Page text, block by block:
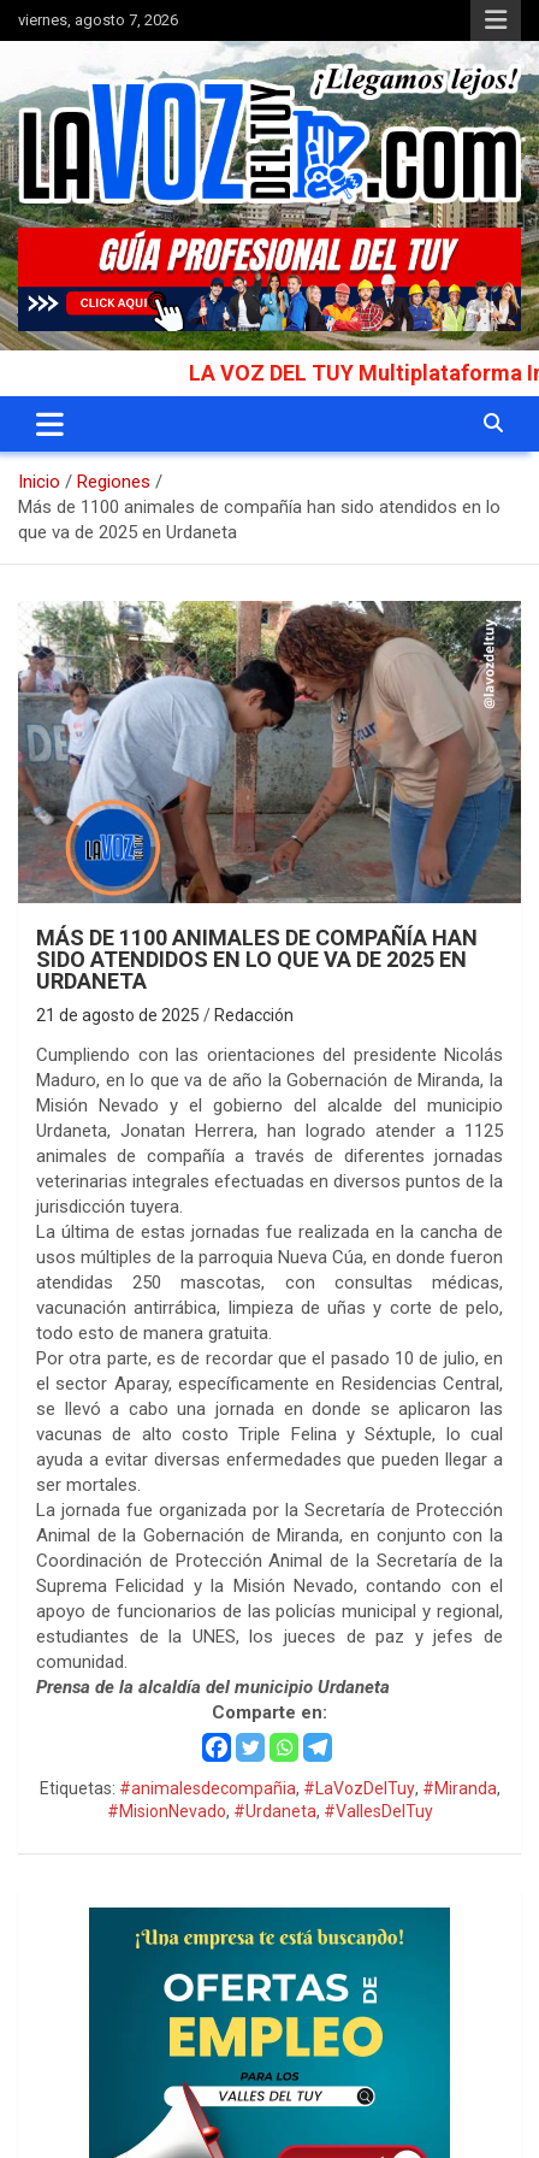
Saltar
al
viernes, agosto 7, 2026
La Voz del Tuy
Portal de noticias
LA VOZ DEL TUY Multiplataforma
Inicio
Regiones
Más de 1100 animales de compañía han sido atendidos en lo
que va de 2025 en Urdaneta
MÁS DE 1100 ANIMALES DE COMPAÑÍA HAN
SIDO ATENDIDOS EN LO QUE VA DE 2025 EN
URDANETA
21 de agosto de 2025 Redacción
Cumpliendo con las orientaciones del presidente Nicolás
Maduro, en lo que va de año la Gobernación de Miranda, la
Misión Nevado y el gobierno del alcalde del municipio
Urdaneta, Jonatan Herrera, han logrado atender a 1125
animales de compañía a través de diferentes jornadas
veterinarias integrales efectuadas en diversos puntos de la
jurisdicción tuyera.
La última de estas jornadas fue realizada en la cancha de
usos múltiples de la parroquia Nueva Cúa, en donde fueron
atendidas 250 mascotas, con consultas médicas,
vacunación antirrábica, limpieza de uñas y corte de pelo,
todo esto de manera gratuita.
Por otra parte, es de recordar que el pasado 10 de julio, en
el sector Aparay, específicamente en Residencias Central,
se llevó a cabo una jornada en donde se aplicaron las
vacunas de alto costo Triple Felina y Séxtuple, lo cual
ayuda a evitar diversas enfermedades que pueden llegar a
ser mortales.
La jornada fue organizada por la Secretaría de Protección
Animal de la Gobernación de Miranda, en conjunto con la
Coordinación de Protección Animal de la Secretaría de la
Suprema Felicidad y la Misión Nevado, contando con el
apoyo de funcionarios de las policías municipal y regional,
estudiantes de la UNES, los jueces de paz y jefes de
comunidad.
Prensa de la alcaldía del municipio Urdaneta
Comparte en:
Etiquetas: #animalesdecompañia, #LaVozDelTuy, #Miranda,
#MisionNevado, #Urdaneta, #VallesDelTuy